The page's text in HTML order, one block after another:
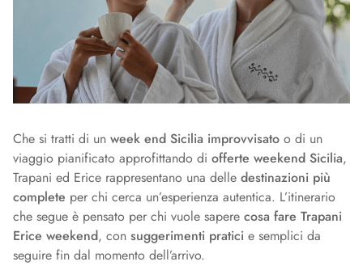
Che si tratti di un week end Sicilia improvvisato o di un
viaggio pianificato approfittando di offerte weekend Sicilia,
Trapani ed Erice rappresentano una delle destinazioni più
complete per chi cerca un’esperienza autentica. L’itinerario
che segue è pensato per chi vuole sapere cosa fare Trapani
Erice weekend, con suggerimenti pratici e semplici da
seguire fin dal momento dell’arrivo.